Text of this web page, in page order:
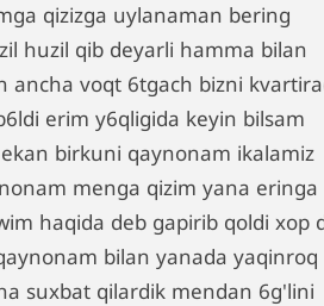
qizizga uylanaman bering
huzil qib deyarli hamma bilan
ancha voqt 6tgach bizni
erim y6qligida keyin bilsam
birkuni qaynonam ikalamiz
menga qizim yana eringa
haqida deb gapirib qoldi xop
bilan yanada yaqinroq
suxbat qilardik mendan 6g'lini